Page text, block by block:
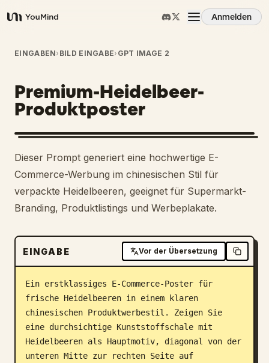
YouMind
Anmelden
Übersicht
Anwendungsfälle
Fähigkeiten
Prompts
Preise
Download
Blog
Updates
EINGABEN› BILD EINGABE› GPT IMAGE 2
Premium-Heidelbeer-
Produktposter
Dieser Prompt generiert eine hochwertige E-
Commerce-Werbung im chinesischen Stil für
verpackte Heidelbeeren, geeignet für Supermarkt-
Branding, Produktlistings und Werbeplakate.
EINGABE Vor der Übersetzung
Ein erstklassiges E-Commerce-Poster für
frische Heidelbeeren in einem klaren
chinesischen Produktwerbestil. Zeigen Sie
eine durchsichtige Kunststoffschale mit
Heidelbeeren als Hauptmotiv, diagonal von der
unteren Mitte zur rechten Seite auf